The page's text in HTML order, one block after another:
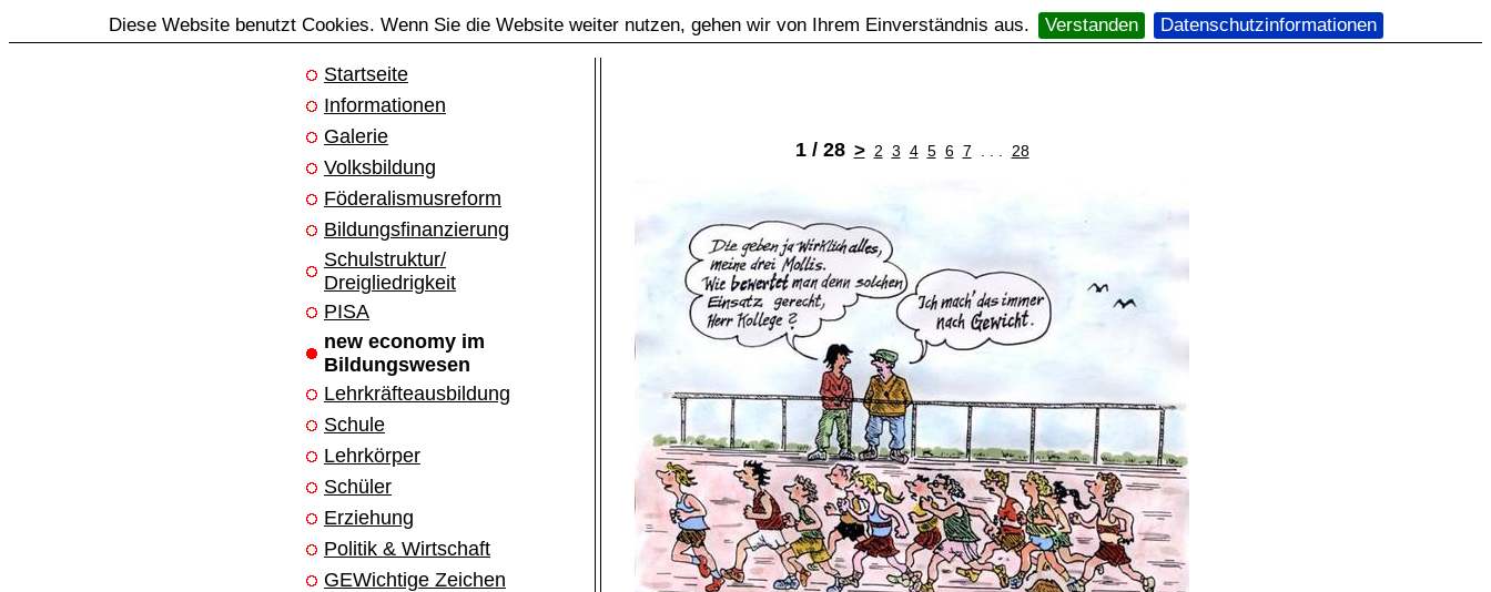
Diese Website benutzt Cookies. Wenn Sie die Website weiter nutzen, gehen wir von Ihrem Einverständnis aus. Verstanden Datenschutzinformationen
Startseite
Informationen
Galerie
Volksbildung
Föderalismusreform
Bildungsfinanzierung
Schulstruktur/
Dreigliedrigkeit
PISA
new economy im
Bildungswesen
Lehrkräfteausbildung
Schule
Lehrkörper
Schüler
Erziehung
Politik & Wirtschaft
GEWichtige Zeichen
1 / 28 > 2 3 4 5 6 7 28